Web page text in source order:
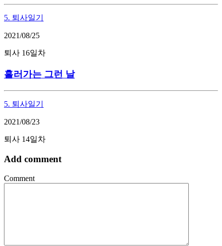
5. 퇴사일기
2021/08/25
퇴사 16일차
흘러가는 그런 날
5. 퇴사일기
2021/08/23
퇴사 14일차
Add comment
Comment